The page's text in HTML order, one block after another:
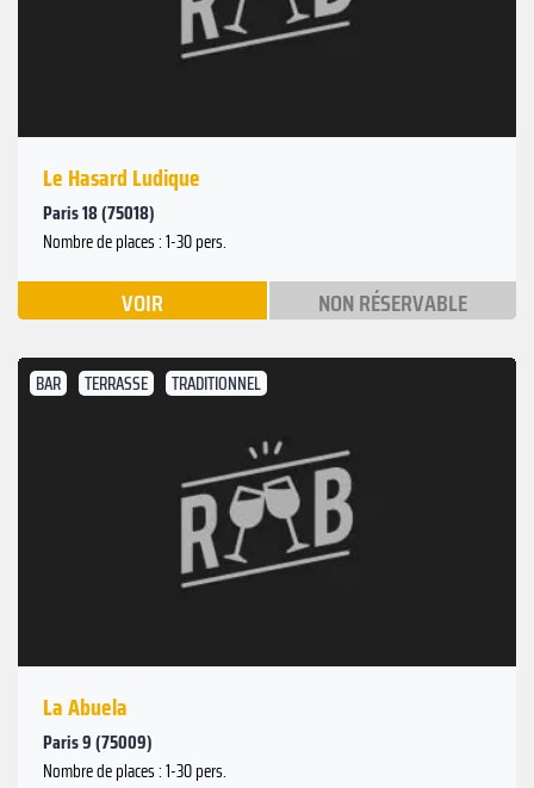
Le Hasard Ludique
Paris 18 (75018)
Nombre de places : 1-30 pers.
VOIR NON RÉSERVABLE
BAR TERRASSE TRADITIONNEL
La Abuela
Paris 9 (75009)
Nombre de places : 1-30 pers.